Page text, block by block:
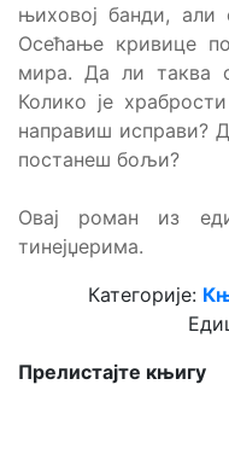
њиховој банди,
Осећање кривице
мира. Да ли таква
Колико је
направиш исправи?
постанеш бољи?
Овај роман из
тинејџерима.
Категорије:
Прелистајте књигу